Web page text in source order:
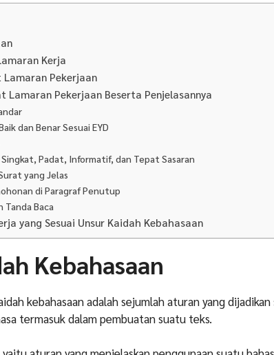
Kerja
Pekerjaan
Lamaran Pekerjaan Beserta Penjelasannya
dan Benar Sesuai EYD
Padat, Informatif, dan Tepat Sasaran
yang Jelas
di Paragraf Penutup
Tanda Baca
yang Sesuai Unsur Kaidah Kebahasaan
Kebahasaan
kebahasaan adalah sejumlah aturan yang dijadikan
termasuk dalam pembuatan suatu teks.